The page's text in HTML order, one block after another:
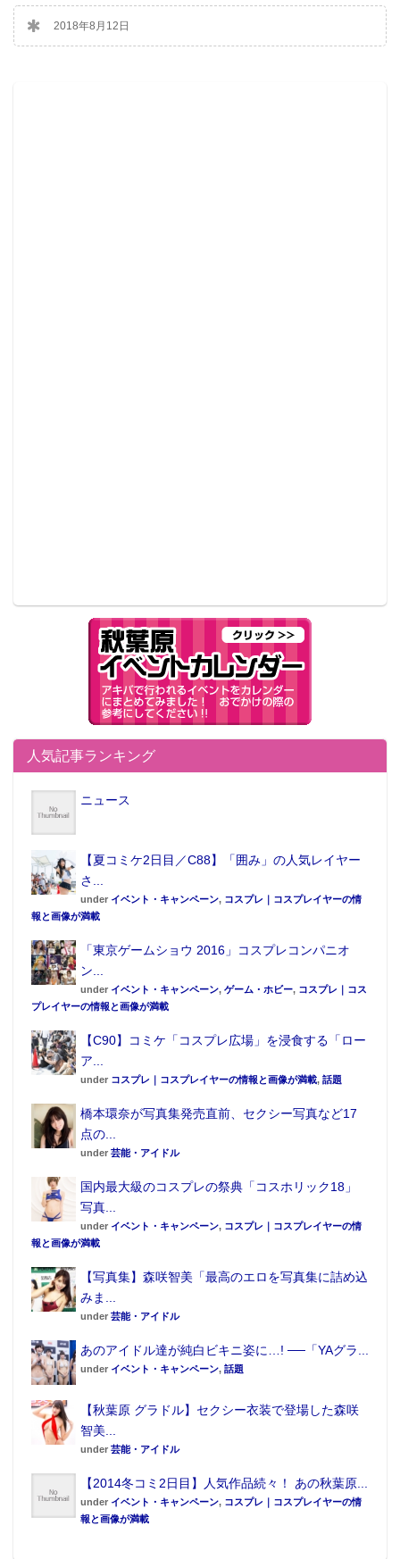
2018年8月12日
人気記事ランキング
ニュース
【夏コミケ2日目／C88】「囲み」の人気レイヤー
さ...
under イベント・キャンペーン, コスプレ｜コスプレイヤーの情
報と画像が満載
「東京ゲームショウ 2016」コスプレコンパニオ
ン...
under イベント・キャンペーン, ゲーム・ホビー, コスプレ｜コス
プレイヤーの情報と画像が満載
【C90】コミケ「コスプレ広場」を浸食する「ロー
ア...
under コスプレ｜コスプレイヤーの情報と画像が満載, 話題
橋本環奈が写真集発売直前、セクシー写真など17
点の...
under 芸能・アイドル
国内最大級のコスプレの祭典「コスホリック18」
写真...
under イベント・キャンペーン, コスプレ｜コスプレイヤーの情
報と画像が満載
【写真集】森咲智美「最高のエロを写真集に詰め込
みま...
under 芸能・アイドル
あのアイドル達が純白ビキニ姿に…! ──「YAグラ...
under イベント・キャンペーン, 話題
【秋葉原 グラドル】セクシー衣装で登場した森咲
智美...
under 芸能・アイドル
【2014冬コミ2日目】人気作品続々！ あの秋葉原...
under イベント・キャンペーン, コスプレ｜コスプレイヤーの情
報と画像が満載